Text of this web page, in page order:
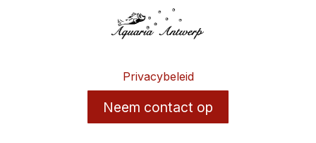
Privacybeleid
Neem contact op